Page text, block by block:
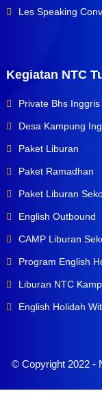
Les Speaking
Kegiatan NTC
Private Bhs Inggris
Desa Kampung
Paket Liburan
Paket Ramadhan
Paket Liburan
English Outbound
CAMP Liburan
Program English
Liburan NTC
English Holidah
© Copyright 2022 -